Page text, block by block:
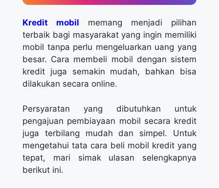
Kredit mobil memang menjadi pilihan
terbaik bagi masyarakat yang ingin memiliki
mobil tanpa perlu mengeluarkan uang yang
besar. Cara membeli mobil dengan sistem
kredit juga semakin mudah, bahkan bisa
dilakukan secara online.
Persyaratan yang dibutuhkan untuk
pengajuan pembiayaan mobil secara kredit
juga terbilang mudah dan simpel. Untuk
mengetahui tata cara beli mobil kredit yang
tepat, mari simak ulasan selengkapnya
berikut ini.